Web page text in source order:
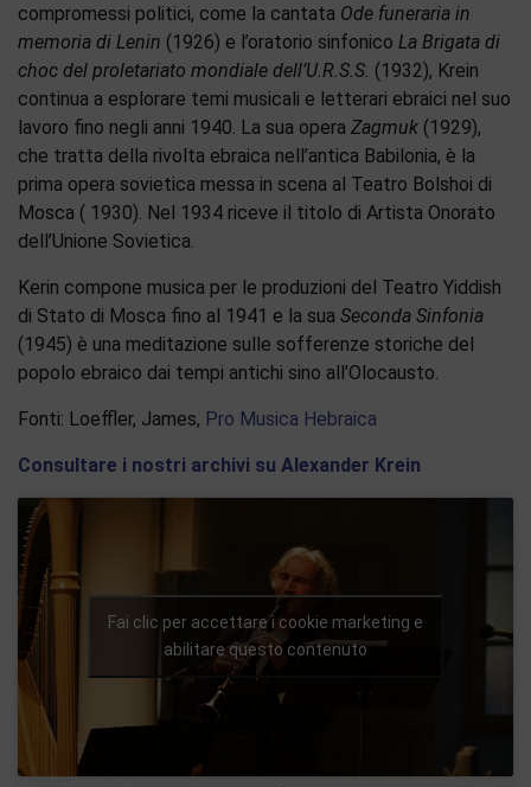
compromessi politici, come la cantata Ode funeraria in
memoria di Lenin (1926) e l’oratorio sinfonico La Brigata di
choc del proletariato mondiale dell’U.R.S.S. (1932), Krein
continua a esplorare temi musicali e letterari ebraici nel suo
lavoro fino negli anni 1940. La sua opera Zagmuk (1929),
che tratta della rivolta ebraica nell’antica Babilonia, è la
prima opera sovietica messa in scena al Teatro Bolshoi di
Mosca ( 1930). Nel 1934 riceve il titolo di Artista Onorato
dell’Unione Sovietica.
Kerin compone musica per le produzioni del Teatro Yiddish
di Stato di Mosca fino al 1941 e la sua Seconda Sinfonia
(1945) è una meditazione sulle sofferenze storiche del
popolo ebraico dai tempi antichi sino all’Olocausto.
Fonti: Loeffler, James, Pro Musica Hebraica
Consultare i nostri archivi su Alexander Krein
Fai clic per accettare i cookie marketing e
abilitare questo contenuto